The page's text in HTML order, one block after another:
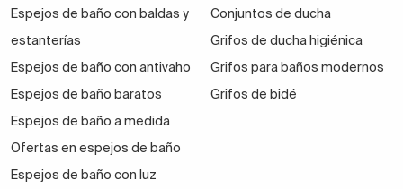
Espejos de baño con baldas y
estanterías
Espejos de baño con antivaho
Espejos de baño baratos
Espejos de baño a medida
Ofertas en espejos de baño
Espejos de baño con luz
Conjuntos de ducha
Grifos de ducha higiénica
Grifos para baños modernos
Grifos de bidé